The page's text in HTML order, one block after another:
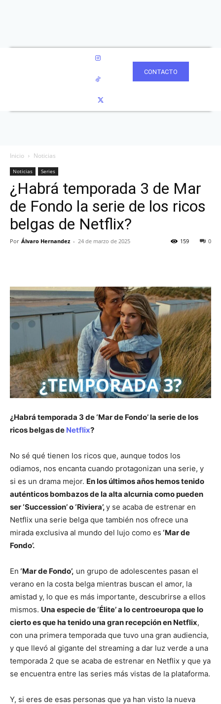
CONTACTO
Inicio Noticias
Noticias Series
¿Habrá temporada 3 de Mar
de Fondo la serie de los ricos
belgas de Netflix?
Por Álvaro Hernandez - 24 de marzo de 2025 0
159
¿Habrá temporada 3 de ‘Mar de Fondo’ la serie de los
ricos belgas de Netflix?
No sé qué tienen los ricos que, aunque todos los
odiamos, nos encanta cuando protagonizan una serie, y
si es un drama mejor. En los últimos años hemos tenido
auténticos bombazos de la alta alcurnia como pueden
ser ‘Succession’ o ‘Riviera’,y se acaba de estrenar en
Netflix una serie belga que también nos ofrece una
mirada exclusiva al mundo del lujo como es ‘Mar de
Fondo’.
En ‘Mar de Fondo’, un grupo de adolescentes pasan el
verano en la costa belga mientras buscan el amor, la
amistad y, lo que es más importante, descubrirse a ellos
mismos. Una especie de ‘Élite’ a lo centroeuropa que lo
cierto es que ha tenido una gran recepción en Netflix,
con una primera temporada que tuvo una gran audiencia,
y que llevó al gigante del streaming a dar luz verde a una
temporada 2 que se acaba de estrenar en Netflix y que ya
se encuentra entre las series más vistas de la plataforma.
Y, si eres de esas personas que ya han visto la nueva